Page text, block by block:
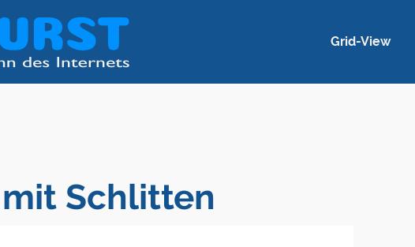
Grid-View
Schlitten